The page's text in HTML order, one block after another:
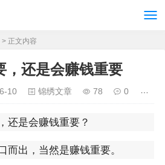
> 正文内容
，还是会赚钱重要
10 锦绣文章 78 0
还是会赚钱重要？
而出，当然是赚钱重要。